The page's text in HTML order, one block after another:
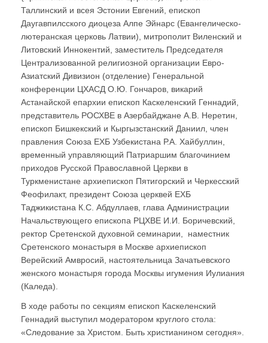
Таллинский и всея Эстонии Евгений, епископ
Даугавпилсского диоцеза Алпе Эйнарс (Евангелическо-
лютеранская церковь Латвии), митрополит Виленский и
Литовский Иннокентий, заместитель Председателя
Централизованной религиозной организации Евро-
Азиатский Дивизион (отделение) Генеральной
конференции ЦХАСД О.Ю. Гончаров, викарий
Астанайской епархии епископ Каскеленский Геннадий,
представитель РОСХВЕ в Азербайджане А.В. Неретин,
епископ Бишкекский и Кыргызстанский Даниил, член
правления Союза ЕХБ Узбекистана Р.А. Хайбуллин,
временный управляющий Патриаршим благочинием
приходов Русской Православной Церкви в
Туркменистане архиепископ Пятигорский и Черкесский
Феофилакт, президент Союза церквей ЕХБ
Таджикистана К.С. Абдуллаев, глава Администрации
Начальствующего епископа РЦХВЕ И.И. Боричевский,
ректор Сретенской духовной семинарии, наместник
Сретенского монастыря в Москве архиепископ
Верейский Амвросий, настоятельница Зачатьевского
женского монастыря города Москвы игумения Иулиания
(Каледа).
В ходе работы по секциям епископ Каскеленский
Геннадий выступил модератором круглого стола:
«Следование за Христом. Быть христианином сегодня».